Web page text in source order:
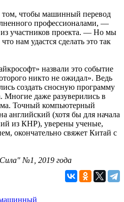
том, чтобы машинный перевод
профессионалами, —
участников проекта. — Но мы
нам удастся сделать это так
назвали это событие
никто не ожидал». Ведь
создать сносную программу
Многие даже разуверились в
Точный компьютерный
английский (хотя бы для начала
из КНР), уверены ученые,
окончательно свяжет Китай с
№1, 2019 года